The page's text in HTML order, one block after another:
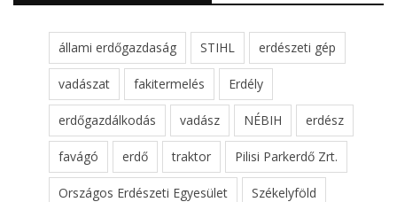
állami erdőgazdaság STIHL erdészeti gép
vadászat fakitermelés Erdély
erdőgazdálkodás vadász NÉBIH erdész
favágó erdő traktor Pilisi Parkerdő Zrt.
Országos Erdészeti Egyesület Székelyföld